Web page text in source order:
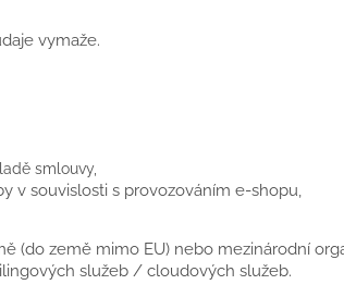
vymaže.
smlouvy,
v souvislosti s provozováním e-shopu,
(do země mimo EU) nebo mezinárodní
služeb / cloudových služeb.